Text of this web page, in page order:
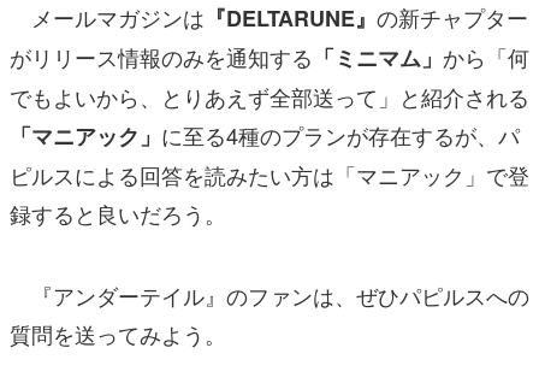
メールマガジンは 『DELTARUNE』 の新チャプター
がリリース情報のみを通知する 「ミニマム」 から「何
でもよいから、とりあえず全部送って」と紹介される
「マニアック」 に至る4種のプランが存在するが、パ
ピルスによる回答を読みたい方は「マニアック」で登
録すると良いだろう。
『アンダーテイル』のファンは、ぜひパピルスへの
質問を送ってみよう。